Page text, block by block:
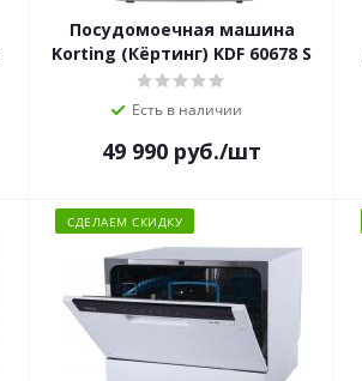
Посудомоечная машина
Korting (Кёртинг) KDF 60678 S
Есть в наличии
49 990 руб./шт
СДЕЛАЕМ СКИДКУ